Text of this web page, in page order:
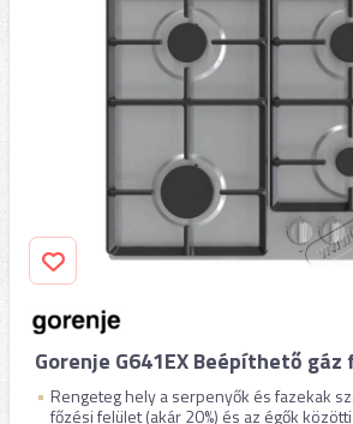
Gorenje G641EX Beépíthető gáz
Rengeteg hely a serpenyők és fazekak
főzési felület (akár 20%) és az égők